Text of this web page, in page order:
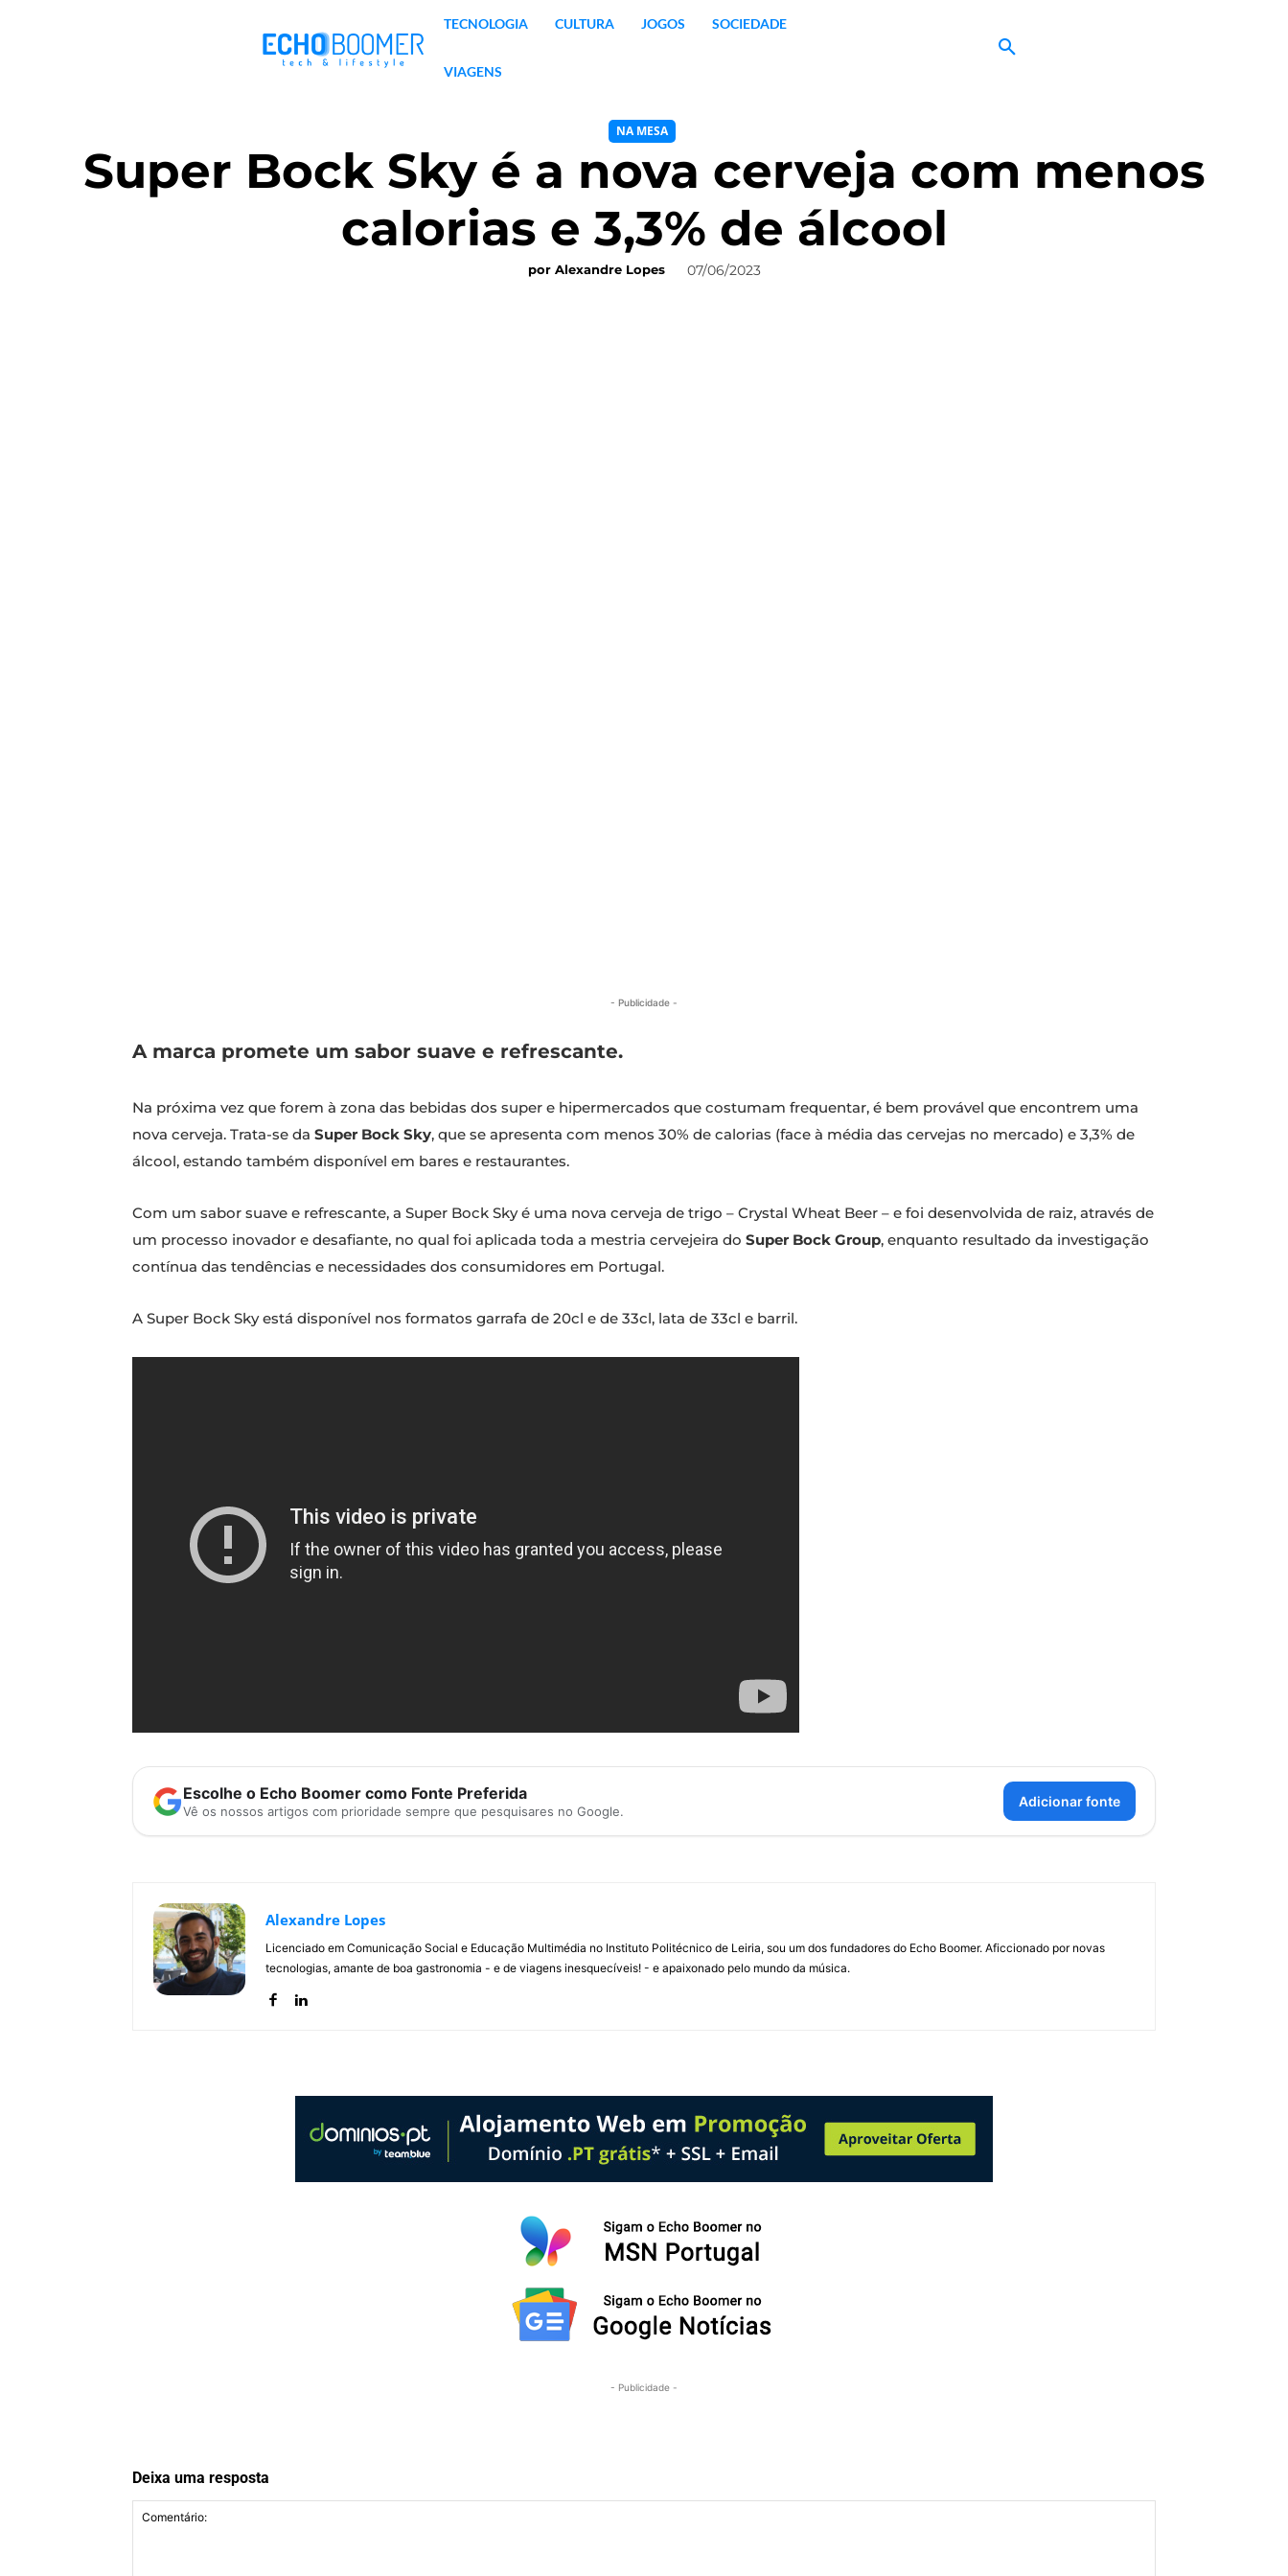
TECNOLOGIA CULTURA JOGOS SOCIEDADE
VIAGENS
NA MESA
Super Bock Sky é a nova cerveja com menos
calorias e 3,3% de álcool
por Alexandre Lopes 07/06/2023
- Publicidade -
A marca promete um sabor suave e refrescante.
Na próxima vez que forem à zona das bebidas dos super e hipermercados que costumam frequentar, é bem provável que encontrem uma
nova cerveja. Trata-se da Super Bock Sky, que se apresenta com menos 30% de calorias (face à média das cervejas no mercado) e 3,3% de
álcool, estando também disponível em bares e restaurantes.
Com um sabor suave e refrescante, a Super Bock Sky é uma nova cerveja de trigo – Crystal Wheat Beer – e foi desenvolvida de raiz, através de
um processo inovador e desafiante, no qual foi aplicada toda a mestria cervejeira do Super Bock Group, enquanto resultado da investigação
contínua das tendências e necessidades dos consumidores em Portugal.
A Super Bock Sky está disponível nos formatos garrafa de 20cl e de 33cl, lata de 33cl e barril.
Escolhe o Echo Boomer como Fonte Preferida
Vê os nossos artigos com prioridade sempre que pesquisares no Google.
Adicionar fonte
Alexandre Lopes
Licenciado em Comunicação Social e Educação Multimédia no Instituto Politécnico de Leiria, sou um dos fundadores do Echo Boomer. Aficcionado por novas
tecnologias, amante de boa gastronomia - e de viagens inesquecíveis! - e apaixonado pelo mundo da música.
- Publicidade -
Deixa uma resposta